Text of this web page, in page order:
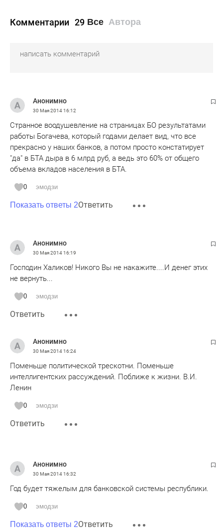
Комментарии 29 Все Автора
Анонимно
30 Мая 201416:12
Странное воодушевление на страницах БО результатами
работы Богачева, который годами делает вид, что все
прекрасно у наших банков, а потом просто констатирует
"да" в БТА дыра в 6 млрд руб, а ведь это 60% от общего
объема вкладов населения в БТА.
0 эмодзи
Показать ответы 2Ответить
Анонимно
30 Мая 201416:19
Господин Халиков! Никого Вы не накажите....И денег этих
не вернуть...
0 эмодзи
Ответить
Анонимно
30 Мая 201416:24
Поменьше политической трескотни. Поменьше
интеллигентских рассуждений. Поближе к жизни. В.И.
Ленин
0 эмодзи
Ответить
Анонимно
30 Мая 201416:32
Год будет тяжелым для банковской системы республики.
0 эмодзи
Показать ответы 2Ответить